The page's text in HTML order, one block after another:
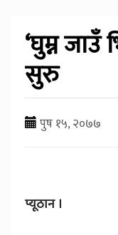
‘घुम्न जाउँ
सुरु
पुष १५, २०७७
प्यूठान ।